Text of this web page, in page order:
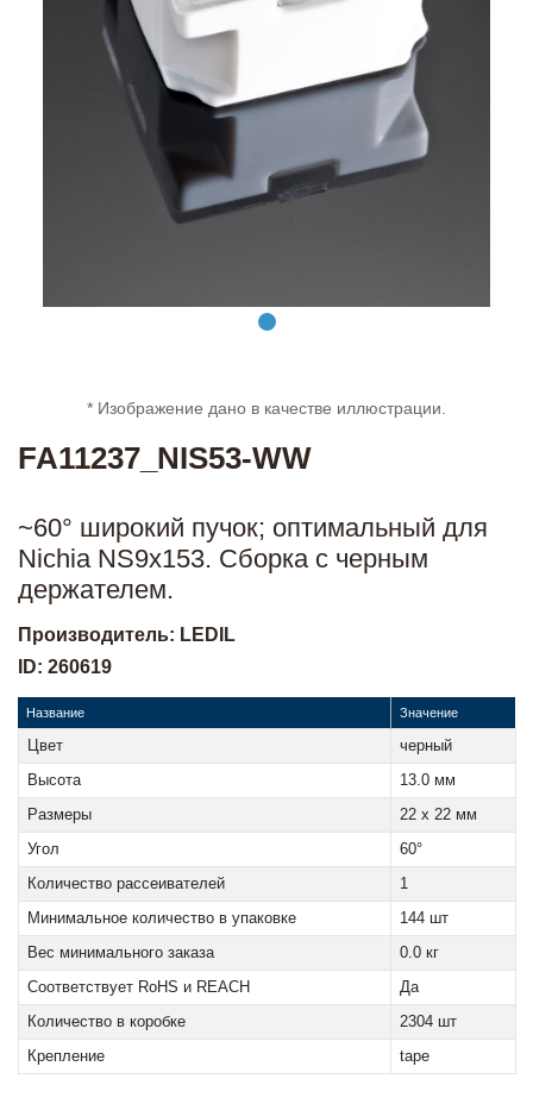
* Изображение дано в качестве иллюстрации.
FA11237_NIS53-WW
~60° широкий пучок; оптимальный для
Nichia NS9x153. Сборка с черным
держателем.
Производитель: LEDIL
ID: 260619
Название Значение
Цвет
черный
Высота
13.0 мм
Размеры
22 x 22 мм
Угол
60°
Количество рассеивателей
1
Минимальное количество в упаковке
144 шт
Вес минимального заказа
0.0 кг
Соответствует RoHS и REACH
Да
Количество в коробке
2304 шт
Крепление
tape